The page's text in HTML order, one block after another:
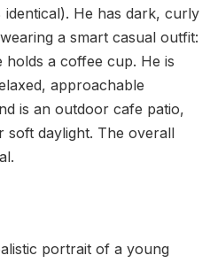
He has dark, curly
a smart casual outfit:
a coffee cup. He is
approachable
is an outdoor cafe patio,
soft daylight. The overall
portrait of a young